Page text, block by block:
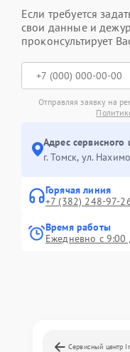
Если требуется
свои данные и
проконсультирует
Отправляя заявку на
Адрес
г. Томск, ул.
Горячая линия
+7 (382) 248-97-
Время работы
Ежедневно с 9:00
Сервисный центр